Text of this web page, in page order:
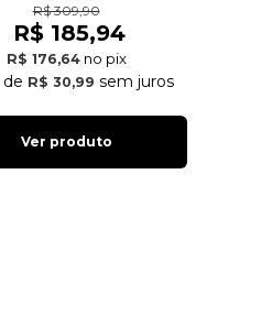
R$ 309,90
R$ 185,94
R$ 176,64 no pix
de R$ 30,99 sem juros
Ver produto